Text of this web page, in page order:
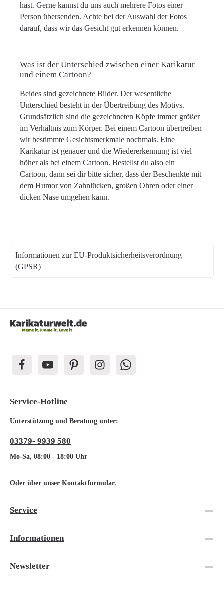
hast. Gerne kannst du uns auch mehrere Fotos einer
Person übersenden. Achte bei der Auswahl der Fotos
darauf, dass wir das Gesicht gut erkennen können.
Was ist der Unterschied zwischen einer Karikatur
und einem Cartoon?
Beides sind gezeichnete Bilder. Der wesentliche
Unterschied besteht in der Übertreibung des Motivs.
Grundsätzlich sind die gezeichneten Köpfe immer größer
im Verhältnis zum Körper. Bei einem Cartoon übertreiben
wir bestimmte Gesichtsmerkmale nochmals. Eine
Karikatur ist genauer und die Wiedererkennung ist viel
höher als bei einem Cartoon. Bestellst du also ein
Cartoon, dann sei dir bitte sicher, dass der Beschenkte mit
dem Humor von Zahnlücken, großen Ohren oder einer
dicken Nase umgehen kann.
Informationen zur EU-Produktsicherheitsverordnung
(GPSR)
Service-Hotline
Unterstützung und Beratung unter:
03379- 9939 580
Mo-Sa, 08:00 - 18:00 Uhr
Oder über unser Kontaktformular.
Service
Informationen
Newsletter